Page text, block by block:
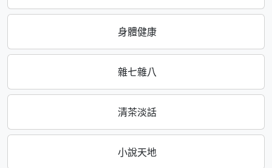
身體健康
雜七雜八
清茶淡話
小說天地